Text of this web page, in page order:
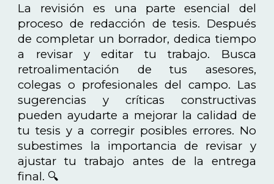
La revisión es una parte esencial del
proceso de redacción de tesis. Después
de completar un borrador, dedica tiempo
a revisar y editar tu trabajo. Busca
retroalimentación de tus asesores,
colegas o profesionales del campo. Las
sugerencias y críticas constructivas
pueden ayudarte a mejorar la calidad de
tu tesis y a corregir posibles errores. No
subestimes la importancia de revisar y
ajustar tu trabajo antes de la entrega
final. 🔍